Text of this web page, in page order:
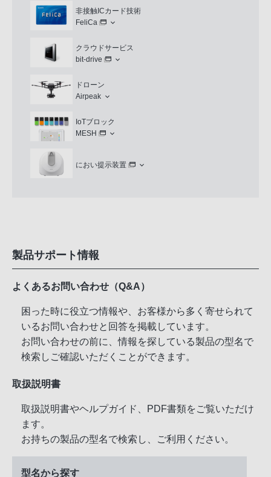
非接触ICカード技術
FeliCa
クラウドサービス
bit-drive
ドローン
Airpeak
IoTブロック
MESH
におい提示装置
製品サポート情報
よくあるお問い合わせ（Q&A）
困った時に役立つ情報や、お客様から多く寄せられて
いるお問い合わせと回答を掲載しています。
お問い合わせの前に、情報を探している製品の型名で
検索しご確認いただくことができます。
取扱説明書
取扱説明書やヘルプガイド、PDF書類をご覧いただけ
ます。
お持ちの製品の型名で検索し、ご利用ください。
型名から探す